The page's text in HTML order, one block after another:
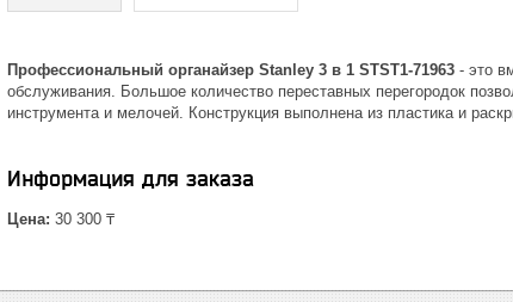
Профессиональный органайзер Stanley 3 в 1 STST1-71963 - это
обслуживания. Большое количество переставных перегородок
инструмента и мелочей. Конструкция выполнена из пластика и
Информация для заказа
Цена: 30 300 ₸